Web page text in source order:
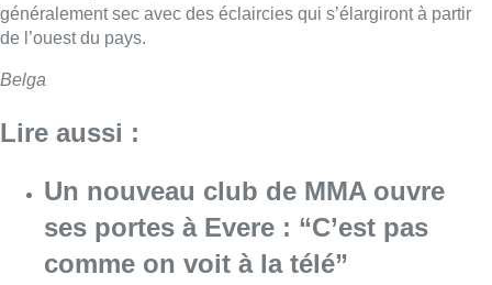
généralement sec avec des éclaircies qui s’élargiront à partir
de l’ouest du pays.
Belga
Lire aussi :
Un nouveau club de MMA ouvre
ses portes à Evere : “C’est pas
comme on voit à la télé”